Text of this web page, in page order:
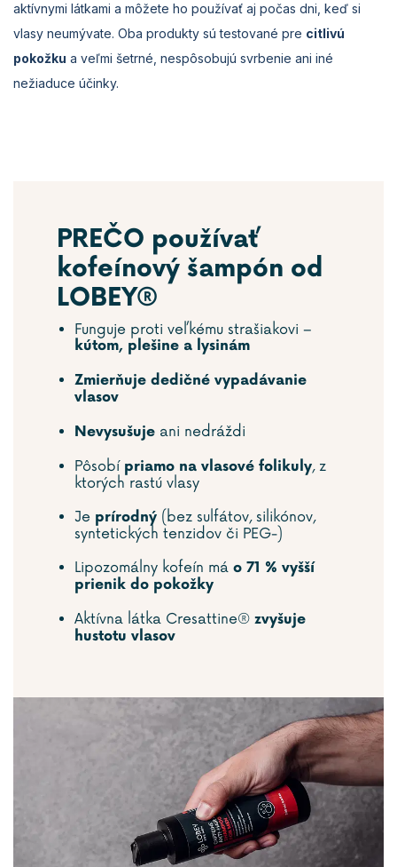
aktívnymi látkami a môžete ho používať aj počas dni, keď si
vlasy neumývate. Oba produkty sú testované pre citlivú
pokožku a veľmi šetrné, nespôsobujú svrbenie ani iné
nežiaduce účinky.
PREČO používať
kofeínový šampón od
LOBEY®
Funguje proti veľkému strašiakovi –
kútom, plešine a lysinám
Zmierňuje dedičné vypadávanie
vlasov
Nevysušuje ani nedráždi
Pôsobí priamo na vlasové folikuly, z
ktorých rastú vlasy
Je prírodný (bez sulfátov, silikónov,
syntetických tenzidov či PEG-)
Lipozomálny kofeín má o 71 % vyšší
prienik do pokožky
Aktívna látka Cresattine® zvyšuje
hustotu vlasov